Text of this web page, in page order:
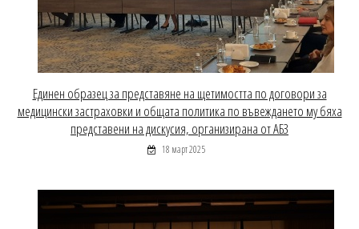
Единен образец за представяне на щетимостта по договори за
медицински застраховки и общата политика по въвеждането му бяха
представени на дискусия, организирана от АБЗ
18 март 2025